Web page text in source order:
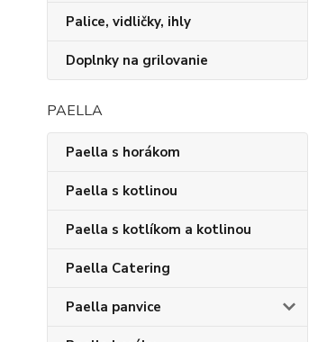
Palice, vidličky, ihly
Doplnky na grilovanie
PAELLA
Paella s horákom
Paella s kotlinou
Paella s kotlíkom a kotlinou
Paella Catering
Paella panvice